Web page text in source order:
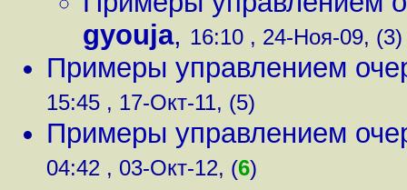
gyouja, 16:10 , 24-Ноя-09, (3)
Примеры управлением
15:45 , 17-Окт-11, (5)
Примеры управлением
04:42 , 03-Окт-12, (6)